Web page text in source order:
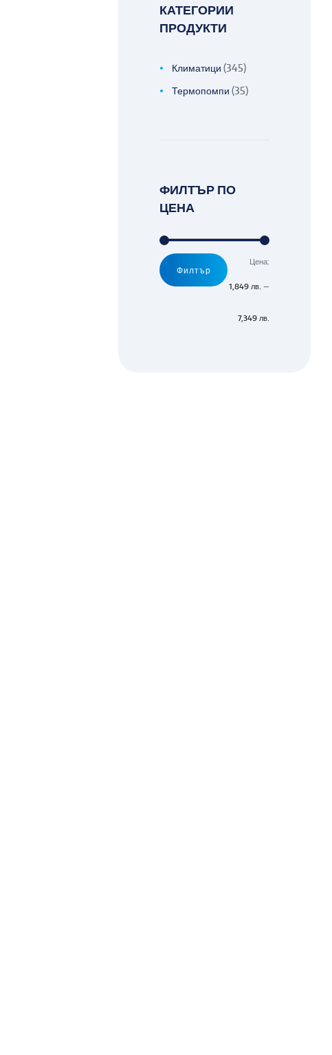
КАТЕГОРИИ
ПРОДУКТИ
Климатици (345)
Термопомпи (35)
ФИЛТЪР ПО
ЦЕНА
Минимална
Максимална
Филтър
Цена:
1,849 лв. —
7,349 лв.